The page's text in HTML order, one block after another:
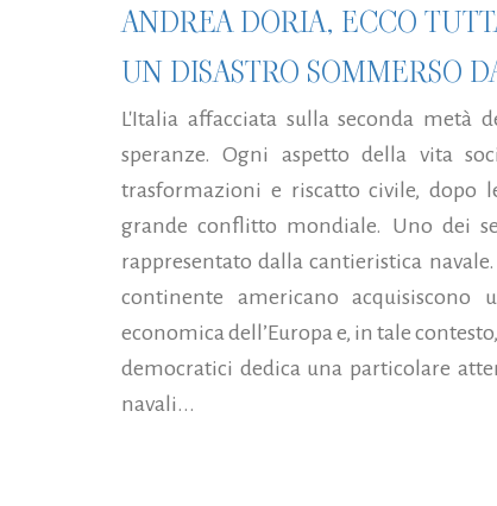
ANDREA DORIA, ECCO
UN DISASTRO SOMMERSO
L'Italia affacciata sulla seconda metà
speranze. Ogni aspetto della vita
trasformazioni e riscatto civile, dopo
grande conflitto mondiale. Uno dei
rappresentato dalla cantieristica
continente americano
economica dell’Europa e, in tale
democratici dedica una particolare
navali...